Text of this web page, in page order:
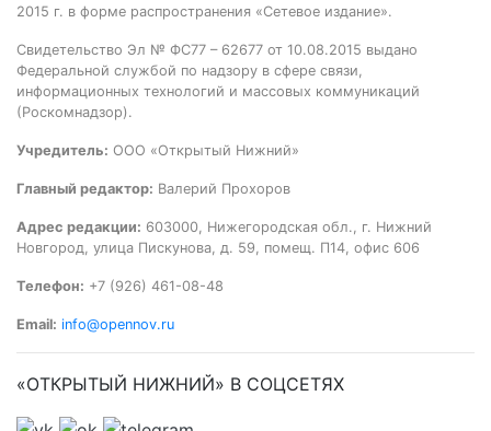
2015 г. в форме распространения «Сетевое издание».
Свидетельство Эл № ФС77 – 62677 от 10.08.2015 выдано
Федеральной службой по надзору в сфере связи,
информационных технологий и массовых коммуникаций
(Роскомнадзор).
Учредитель: ООО «Открытый Нижний»
Главный редактор: Валерий Прохоров
Адрес редакции: 603000, Нижегородская обл., г. Нижний
Новгород, улица Пискунова, д. 59, помещ. П14, офис 606
Телефон: +7 (926) 461-08-48
Email: info@opennov.ru
«ОТКРЫТЫЙ НИЖНИЙ» В СОЦСЕТЯХ